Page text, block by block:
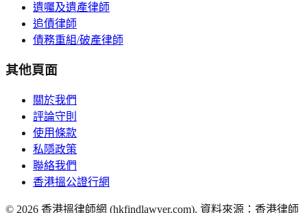
遺囑及遺產律師
追債律師
債務重組/破產律師
其他頁面
關於我們
評論守則
使用條款
私隱政策
聯絡我們
香港搵公證行網
© 2026 香港搵律師網 (hkfindlawyer.com). 資料來源：香港律師